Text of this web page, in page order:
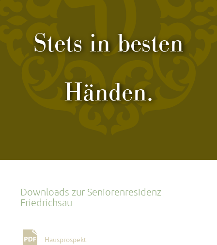
Stets in besten
Händen.
Downloads zur Seniorenresidenz
Friedrichsau
Hausprospekt